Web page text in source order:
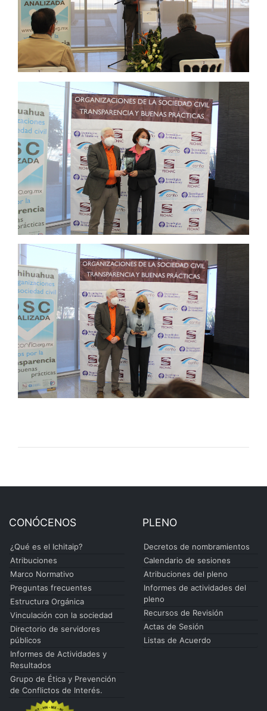
CONÓCENOS
¿Qué es el Ichitaip?
Atribuciones
Marco Normativo
Preguntas frecuentes
Estructura Orgánica
Vinculación con la sociedad
Directorio de servidores
públicos
Informes de Actividades y
Resultados
Grupo de Ética y Prevención
de Conflictos de Interés.
PLENO
Decretos de nombramientos
Calendario de sesiones
Atribuciones del pleno
Informes de actividades del
pleno
Recursos de Revisión
Actas de Sesión
Listas de Acuerdo